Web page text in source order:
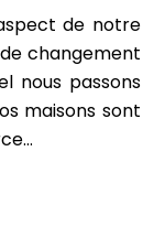
de notre
changement
nous passons
maisons sont